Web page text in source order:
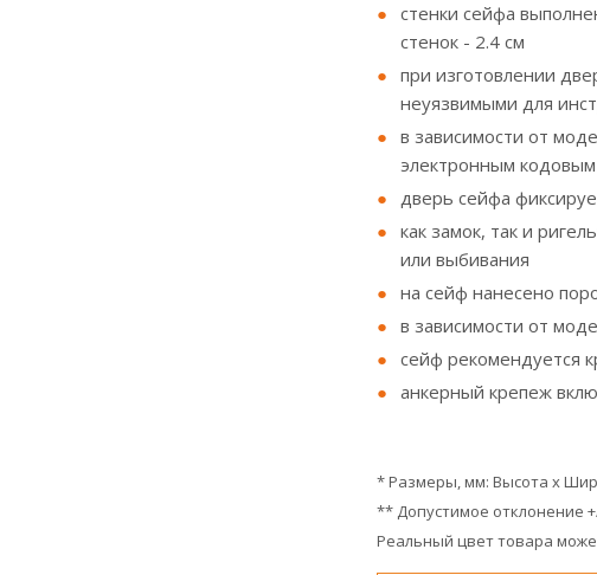
стенки сейфа
стенок - 2.4 см
при изготовлении
неуязвимыми для
в зависимости от
электронным кодовым
дверь сейфа
как замок, так и
или выбивания
на сейф нанесено
в зависимости от
сейф рекомендуется
анкерный крепеж
* Размеры, мм: Высота x
** Допустимое отклонение
Реальный цвет товара